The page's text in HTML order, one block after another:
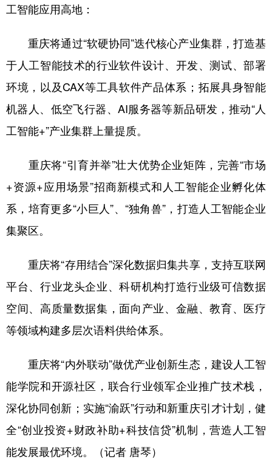
工智能应用高地：
重庆将通过“软硬协同”迭代核心产业集群，打造基
于人工智能技术的行业软件设计、开发、测试、部署
环境，以及CAX等工具软件产品体系；拓展具身智能
机器人、低空飞行器、AI服务器等新品研发，推动“人
工智能+”产业集群上量提质。
重庆将“引育并举”壮大优势企业矩阵，完善“市场
+资源+应用场景”招商新模式和人工智能企业孵化体
系，培育更多“小巨人”、“独角兽”，打造人工智能企业
集聚区。
重庆将“存用结合”深化数据归集共享，支持互联网
平台、行业龙头企业、科研机构打造行业级可信数据
空间、高质量数据集，面向产业、金融、教育、医疗
等领域构建多层次语料供给体系。
重庆将“内外联动”做优产业创新生态，建设人工智
能学院和开源社区，联合行业领军企业推广技术栈，
深化协同创新；实施“渝跃”行动和新重庆引才计划，健
全“创业投资+财政补助+科技信贷”机制，营造人工智
能发展最优环境。（记者 唐琴）